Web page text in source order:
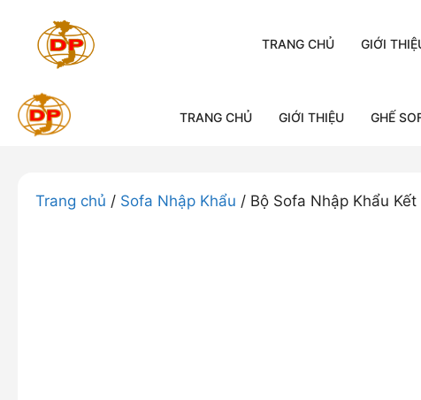
TRANG CHỦ GIỚI
TRANG CHỦ GIỚI THIỆU GHẾ
Trang chủ / Sofa Nhập Khẩu / Bộ Sofa Nhập Khẩu